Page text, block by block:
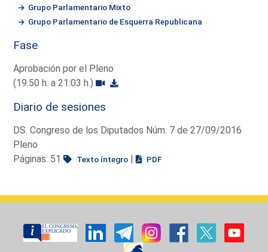
Grupo Parlamentario Mixto
Grupo Parlamentario de Esquerra Republicana
Fase
Aprobación por el Pleno
(19:50 h. a 21:03 h.)
Diario de sesiones
DS. Congreso de los Diputados Núm. 7 de 27/09/2016
Pleno
Páginas: 51
Texto íntegro | PDF